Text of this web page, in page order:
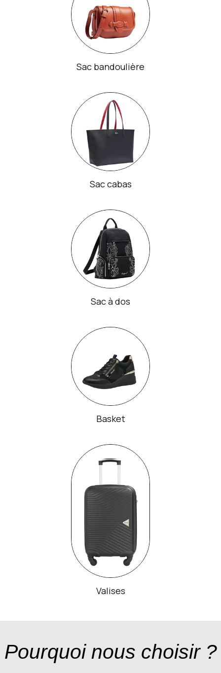
Sac bandoulière
Sac cabas
Sac à dos
Basket
Valises
Pourquoi nous choisir ?